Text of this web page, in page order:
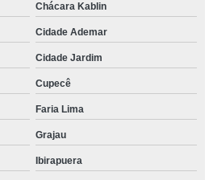
Chácara Kablin
Cidade Ademar
Cidade Jardim
Cupecê
Faria Lima
Grajau
Ibirapuera